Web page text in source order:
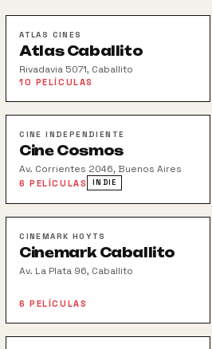
ATLAS CINES
Atlas Caballito
Rivadavia 5071, Caballito
10 PELÍCULAS
CINE INDEPENDIENTE
Cine Cosmos
Av. Corrientes 2046, Buenos Aires
6 PELÍCULAS INDIE
CINEMARK HOYTS
Cinemark Caballito
Av. La Plata 96, Caballito
6 PELÍCULAS